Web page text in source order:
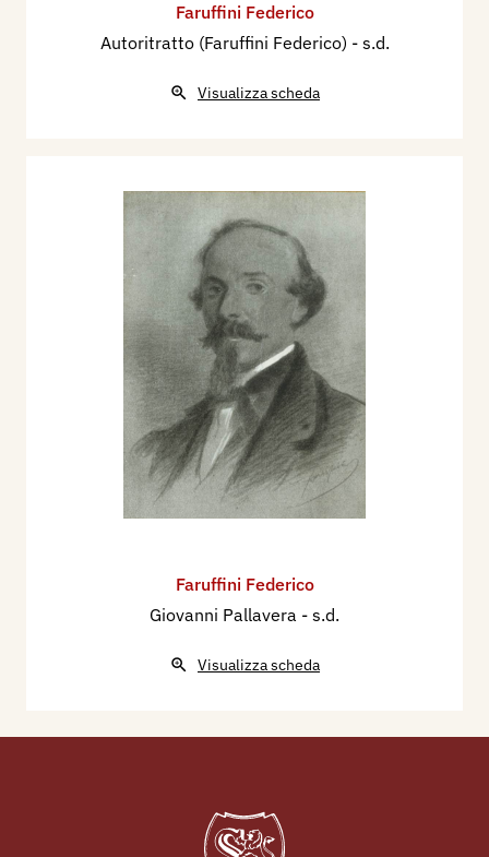
Faruffini Federico
Autoritratto (Faruffini Federico) - s.d.
Visualizza scheda
Faruffini Federico
Giovanni Pallavera - s.d.
Visualizza scheda